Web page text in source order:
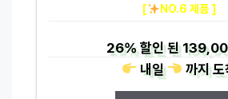
[ NO.6 제품 ]
26%할인 된
내일
까지도